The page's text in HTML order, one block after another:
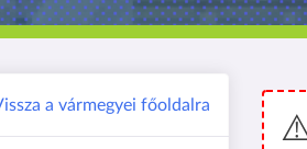
a vármegyei főoldalra